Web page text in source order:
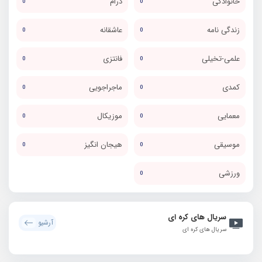
زندگی نامه 0 عاشقانه 0
علمی-تخیلی 0 فانتزی 0
کمدی 0 ماجراجویی 0
معمایی 0 موزیکال 0
موسیقی 0 هیجان انگیز 0
ورزشی 0
سریال های کره ای
سریال های کره ای
آرشیو